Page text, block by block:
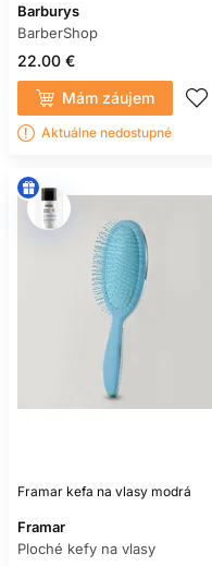
Barburys
BarberShop
22.00 €
Mám záujem
Aktuálne nedostupné
Framar kefa na vlasy modrá
Framar
Ploché kefy na vlasy